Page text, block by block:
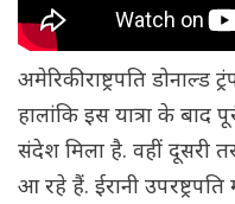
अमेरिकी राष्ट्रपति
हालांकि इस यात्रा के बाद
संदेश मिला है. वहीं दूसरी
आ रहे हैं. ईरानी